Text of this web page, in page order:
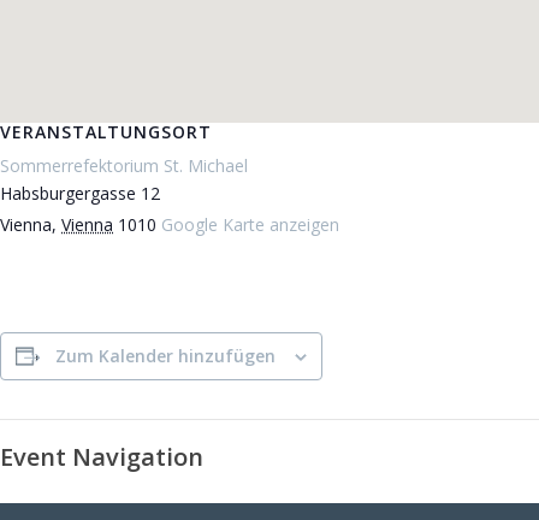
VERANSTALTUNGSORT
Sommerrefektorium St. Michael
Habsburgergasse 12
Vienna, Vienna 1010 Google Karte anzeigen
Zum Kalender hinzufügen
Event Navigation